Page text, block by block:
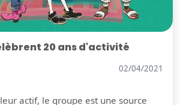
20 ans d'activité
02/04/2021
actif, le groupe est une source